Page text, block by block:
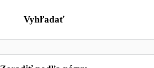
Vyhľadať